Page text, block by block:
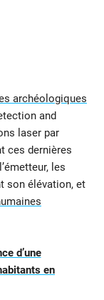
archéologiques
and
laser par
ces dernières
les
son élévation, et
d’une
en